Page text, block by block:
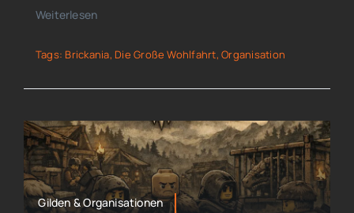
Weiterlesen
Tags: Brickania, Die Große Wohlfahrt,Organisation
Gilden & Organisationen